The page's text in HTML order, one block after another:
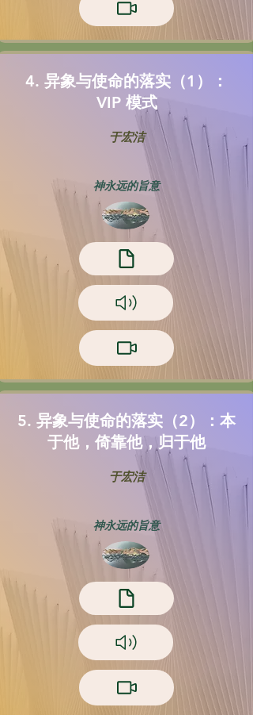
4. 异象与使命的落实（1）：
VIP 模式
于宏洁
神永远的旨意
5. 异象与使命的落实（2）：本
于他，倚靠他，归于他
于宏洁
神永远的旨意